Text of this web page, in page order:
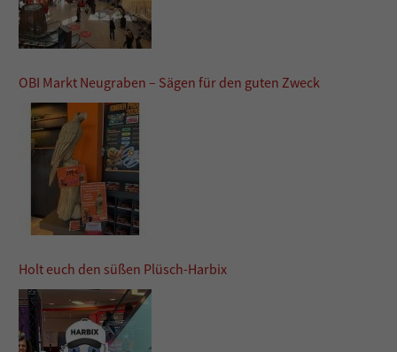
OBI Markt Neugraben – Sägen für den guten Zweck
Holt euch den süßen Plüsch-Harbix